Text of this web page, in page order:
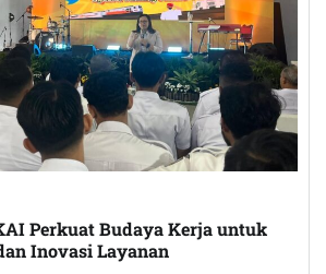
Perkuat Budaya Kerja untuk
Inovasi Layanan